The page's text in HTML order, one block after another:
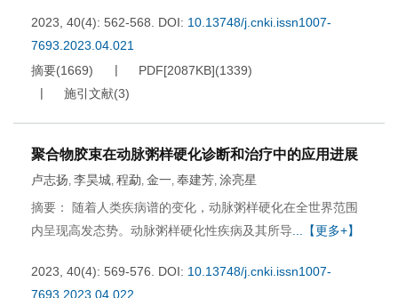
2023, 40(4): 562-568. DOI: 10.13748/j.cnki.issn1007-
7693.2023.04.021
摘要(1669) PDF[2087KB](1339)
施引文献(3)
聚合物胶束在动脉粥样硬化诊断和治疗中的应用进展
卢志扬, 李昊城, 程勐, 金一, 奉建芳, 涂亮星
摘要： 随着人类疾病谱的变化，动脉粥样硬化在全世界范围
内呈现高发态势。动脉粥样硬化性疾病及其所导 ...【更多+】
2023, 40(4): 569-576. DOI: 10.13748/j.cnki.issn1007-
7693.2023.04.022